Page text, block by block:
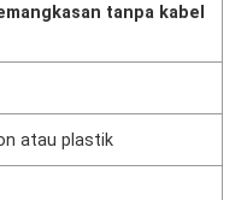
tanpa kabel
atau plastik